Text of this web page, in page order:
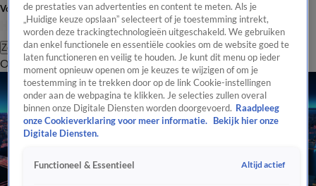
Volg Hart van Nederland
Zoeken
OverzichtRegioUitzendingenWeerTip de redactiePanelVideo's
de prestaties van advertenties en content te meten. Als je
„Huidige keuze opslaan” selecteert of je toestemming intrekt,
worden deze trackingtechnologieën uitgeschakeld. We gebruiken
dan enkel functionele en essentiële cookies om de website goed te
laten functioneren en veilig te houden. Je kunt dit menu op ieder
moment opnieuw openen om je keuzes te wijzigen of om je
toestemming in te trekken door op de link Cookie-instellingen
onder aan de webpagina te klikken. Je selecties zullen overal
binnen onze Digitale Diensten worden doorgevoerd. Raadpleeg
onze Cookieverklaring voor meer informatie.
Bekijk hier onze
Digitale Diensten.
Functioneel & Essentieel Altijd actief